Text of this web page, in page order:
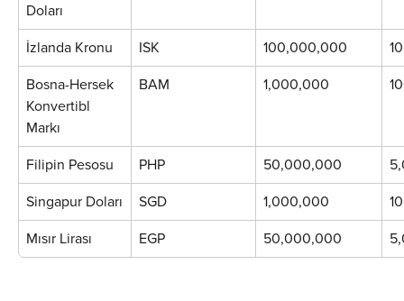
Doları
İzlanda Kronu ISK 100,000,000
Bosna-Hersek
Konvertibl
Markı
BAM 1,000,000
Filipin Pesosu PHP 50,000,000
Singapur Doları SGD 1,000,000
Mısır Lirası EGP 50,000,000